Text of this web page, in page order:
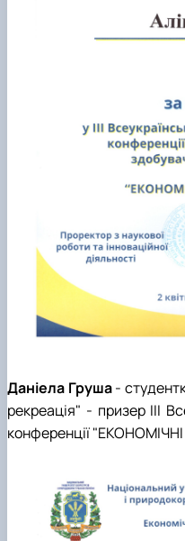
Даніела Груша-
рекреація" - призер ІІІ
конференції